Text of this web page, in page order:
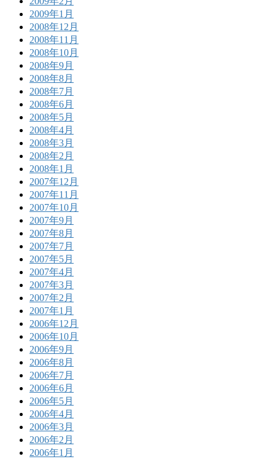
2009年1月
2008年12月
2008年11月
2008年10月
2008年9月
2008年8月
2008年7月
2008年6月
2008年5月
2008年4月
2008年3月
2008年2月
2008年1月
2007年12月
2007年11月
2007年10月
2007年9月
2007年8月
2007年7月
2007年5月
2007年4月
2007年3月
2007年2月
2007年1月
2006年12月
2006年10月
2006年9月
2006年8月
2006年7月
2006年6月
2006年5月
2006年4月
2006年3月
2006年2月
2006年1月